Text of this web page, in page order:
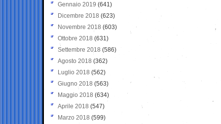
Gennaio 2019 (641)
Dicembre 2018 (623)
Novembre 2018 (603)
Ottobre 2018 (631)
Settembre 2018 (586)
Agosto 2018 (362)
Luglio 2018 (562)
Giugno 2018 (563)
Maggio 2018 (634)
Aprile 2018 (547)
Marzo 2018 (599)